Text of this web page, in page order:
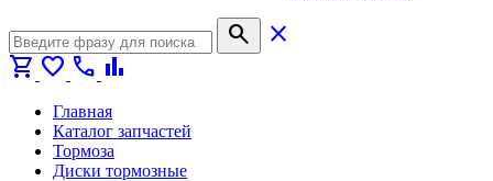
search
close
shopping_cart favorite call bar_chart
Главная
Каталог запчастей
Тормоза
Диски тормозные